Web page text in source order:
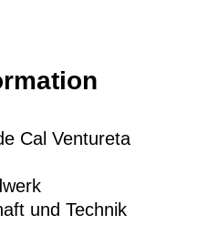
Cal Ventureta
und Technik